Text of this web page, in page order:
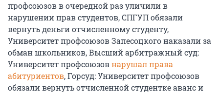
профсоюзов в очередной раз уличили в
нарушении прав студентов, СПГУП обязали
вернуть деньги отчисленному студенту,
Университет профсоюзов Запесоцкого наказали за
обман школьников, Высший арбитражный суд:
Университет профсоюзовнарушал права
абитуриентов, Горсуд: Университет профсоюзов
обязали вернуть отчисленной студентке аванс и